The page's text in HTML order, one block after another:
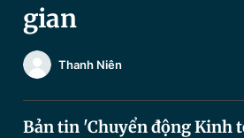
Thông tin tòa soạn
gian
Thanh Niên
Bản tin 'Chuyển động Kinh